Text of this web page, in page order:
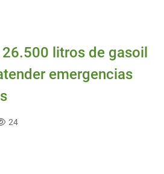
litros de gasoil
emergencias
24